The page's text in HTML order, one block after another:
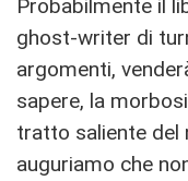
Probabilmente il
ghost-writer di
argomenti,
sapere, la
tratto saliente del
auguriamo che